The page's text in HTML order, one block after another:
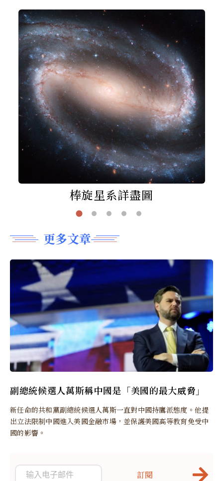
棒旋星系詳盡圖
更多文章
副總統候選人萬斯稱中國是「美國的最大威脅」
新任命的共和黨副總統候選人萬斯一直對中國持鷹派態度。他提
出立法限制中國進入美國金融市場，並保護美國高等教育免受中
國的影響。
訂閱